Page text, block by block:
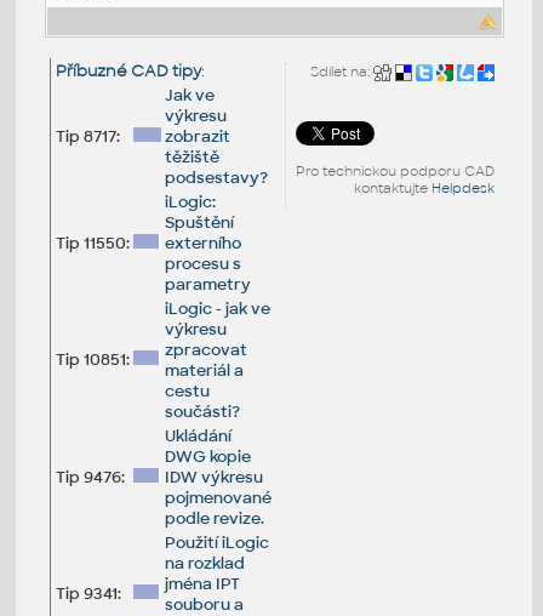
Sdílet na:
Pro technickou podporu CAD
kontaktujte Helpdesk
Příbuzné CAD tipy:
Tip 8717:
Jak ve
výkresu
zobrazit
těžiště
podsestavy?
Tip 11550:
iLogic:
Spuštění
externího
procesu s
parametry
Tip 10851:
iLogic - jak ve
výkresu
zpracovat
materiál a
cestu
součásti?
Tip 9476:
Ukládání
DWG kopie
IDW výkresu
pojmenované
podle revize.
Tip 9341:
Použití iLogic
na rozklad
jména IPT
souboru a